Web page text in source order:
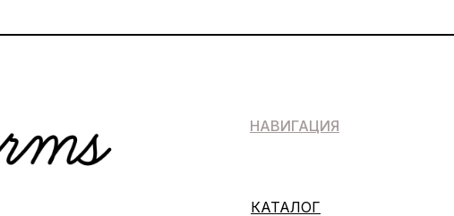
КАТАЛОГ
НАВИГАЦИЯ